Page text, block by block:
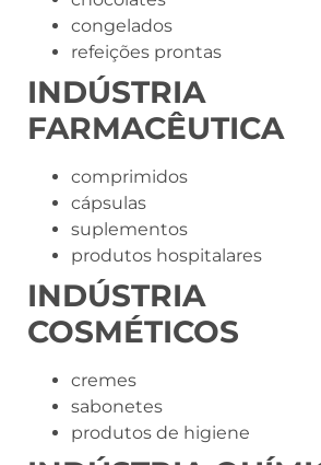
congelados
refeições prontas
INDÚSTRIA
FARMACÊUTICA
comprimidos
cápsulas
suplementos
produtos hospitalares
COSMÉTICOS
cremes
sabonetes
produtos de higiene